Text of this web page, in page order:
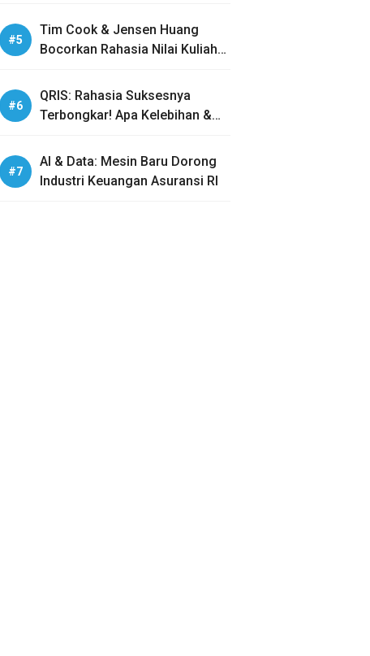
Tim Cook & Jensen Huang
Bocorkan Rahasia Nilai Kuliah
QRIS: Rahasia Suksesnya
Terbongkar! Apa Kelebihan &
AI & Data: Mesin Baru Dorong
Industri Keuangan Asuransi RI